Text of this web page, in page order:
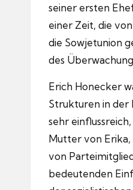
seiner ersten
einer Zeit, die
die Sowjetunion
des
Erich Honecker
Strukturen in der
sehr
Mutter von
von
bedeutenden